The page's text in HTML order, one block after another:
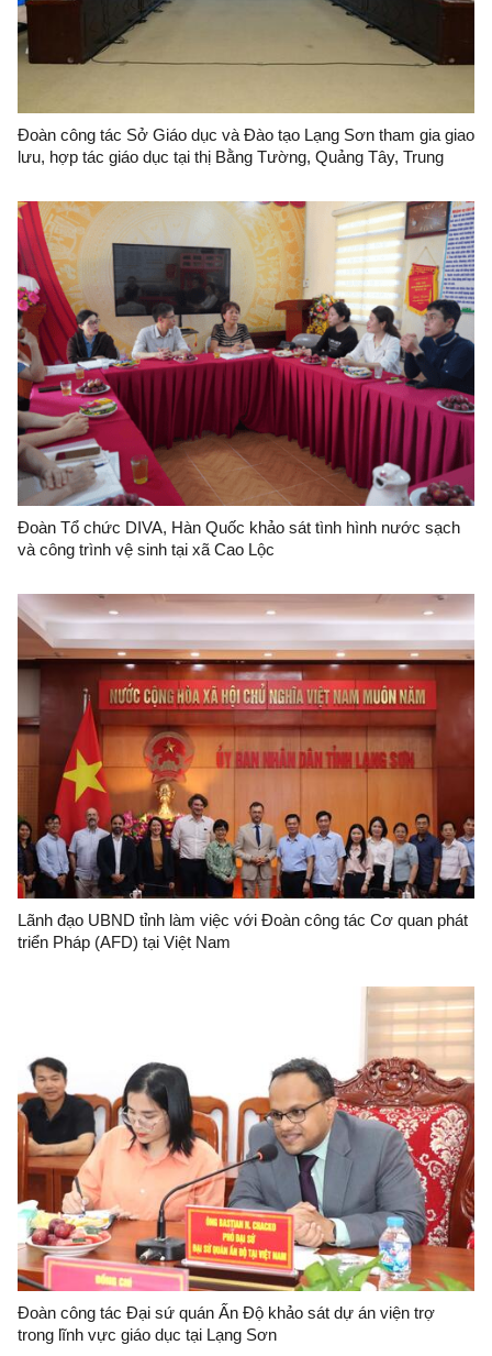
Đoàn công tác Sở Giáo dục và Đào tạo Lạng Sơn tham gia giao
lưu, hợp tác giáo dục tại thị Bằng Tường, Quảng Tây, Trung
Đoàn Tổ chức DIVA, Hàn Quốc khảo sát tình hình nước sạch
và công trình vệ sinh tại xã Cao Lộc
Lãnh đạo UBND tỉnh làm việc với Đoàn công tác Cơ quan phát
triển Pháp (AFD) tại Việt Nam
Đoàn công tác Đại sứ quán Ấn Độ khảo sát dự án viện trợ
trong lĩnh vực giáo dục tại Lạng Sơn